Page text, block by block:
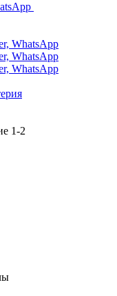
WhatsApp
WhatsApp
WhatsApp
1-2